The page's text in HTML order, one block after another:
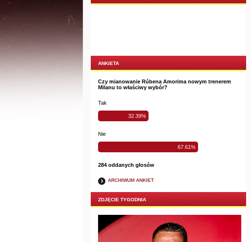
ANKIETA
Czy mianowanie Rúbena Amorima nowym trenerem
Milanu to właściwy wybór?
Tak
32.39%
Nie
67.61%
284 oddanych głosów
ARCHIWUM ANKIET
ZDJĘCIE TYGODNIA